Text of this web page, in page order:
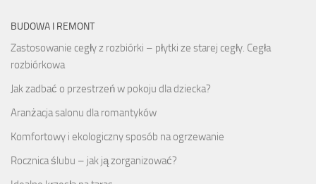
BUDOWA I REMONT
Zastosowanie cegły z rozbiórki – płytki ze starej cegły. Cegła
rozbiórkowa
Jak zadbać o przestrzeń w pokoju dla dziecka?
Aranżacja salonu dla romantyków
Komfortowy i ekologiczny sposób na ogrzewanie
Rocznica ślubu – jak ją zorganizować?